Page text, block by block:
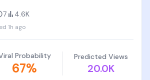
个月后，疫情爆发了。
。
天憋着。
感觉自己废了。
整个人螺旋式下滑。
7 4.6K
1h ago
Probability
67%
Predicted Views
20.0K